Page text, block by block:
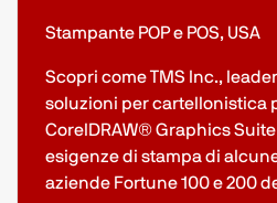
Stampante POP e POS, USA
Scopri come TMS Inc.,
soluzioni per cartellonistica
CorelDRAW® Graphics
esigenze di stampa di
aziende Fortune 100 e 200